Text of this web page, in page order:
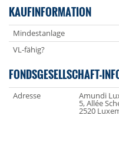
KAUFINFORMATION
Mindestanlage
VL-fähig?
FONDSGESELLSCHAFT-
Adresse Amundi
5, Allée
2520